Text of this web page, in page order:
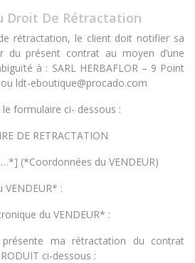
Droit De Rétractation
rétractation, le client doit notifier sa
du présent contrat au moyen d’une
à : SARL HERBAFLOR – 9 Point
ldt-eboutique@procado.com
formulaire ci- dessous :
DE RETRACTATION
(*Coordonnées du VENDEUR)
:
du VENDEUR* :
ma rétractation du contrat
ci-dessous :